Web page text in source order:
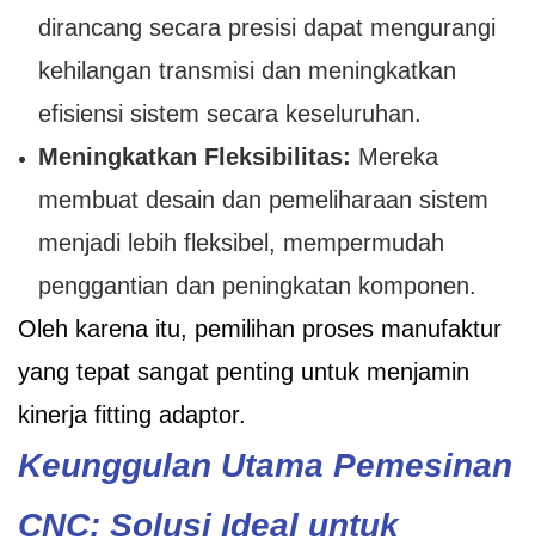
dirancang secara presisi dapat mengurangi
kehilangan transmisi dan meningkatkan
efisiensi sistem secara keseluruhan.
Meningkatkan Fleksibilitas: Mereka
membuat desain dan pemeliharaan sistem
menjadi lebih fleksibel, mempermudah
penggantian dan peningkatan komponen.
Oleh karena itu, pemilihan proses manufaktur
yang tepat sangat penting untuk menjamin
kinerja fitting adaptor.
Keunggulan Utama Pemesinan
CNC: Solusi Ideal untuk